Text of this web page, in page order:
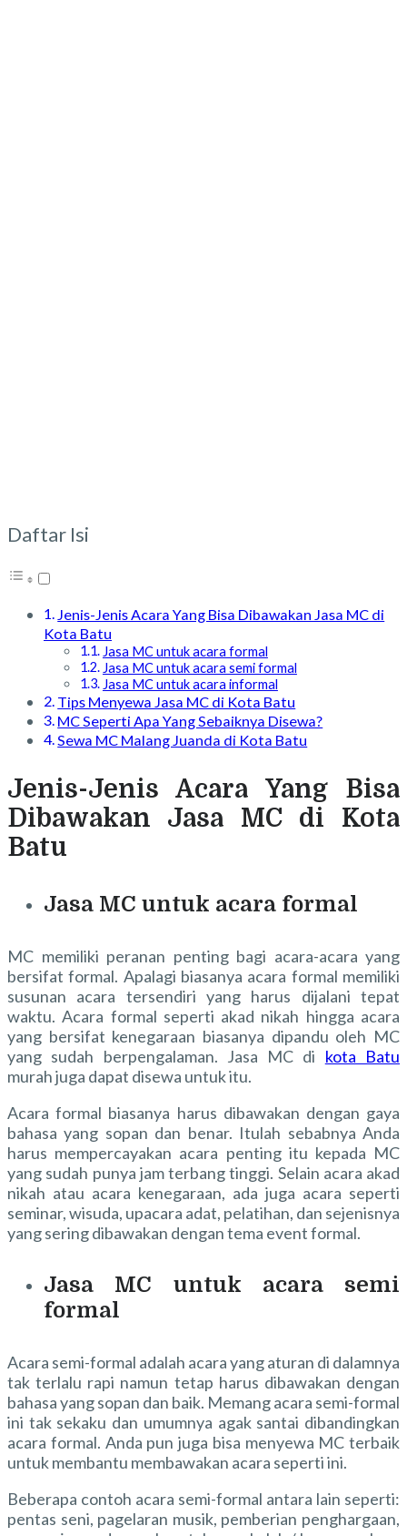
Daftar Isi
Jenis-Jenis Acara Yang Bisa Dibawakan Jasa MC di
Kota Batu
Jasa MC untuk acara formal
Jasa MC untuk acara semi formal
Jasa MC untuk acara informal
Tips Menyewa Jasa MC di Kota Batu
MC Seperti Apa Yang Sebaiknya Disewa?
Sewa MC Malang Juanda di Kota Batu
Jenis-Jenis Acara Yang Bisa
Dibawakan Jasa MC di Kota
Batu
Jasa MC untuk acara formal
MC memiliki peranan penting bagi acara-acara yang
bersifat formal. Apalagi biasanya acara formal memiliki
susunan acara tersendiri yang harus dijalani tepat
waktu. Acara formal seperti akad nikah hingga acara
yang bersifat kenegaraan biasanya dipandu oleh MC
yang sudah berpengalaman. Jasa MC di kota Batu
murah juga dapat disewa untuk itu.
Acara formal biasanya harus dibawakan dengan gaya
bahasa yang sopan dan benar. Itulah sebabnya Anda
harus mempercayakan acara penting itu kepada MC
yang sudah punya jam terbang tinggi. Selain acara akad
nikah atau acara kenegaraan, ada juga acara seperti
seminar, wisuda, upacara adat, pelatihan, dan sejenisnya
yang sering dibawakan dengan tema event formal.
Jasa MC untuk acara semi
formal
Acara semi-formal adalah acara yang aturan di dalamnya
tak terlalu rapi namun tetap harus dibawakan dengan
bahasa yang sopan dan baik. Memang acara semi-formal
ini tak sekaku dan umumnya agak santai dibandingkan
acara formal. Anda pun juga bisa menyewa MC terbaik
untuk membantu membawakan acara seperti ini.
Beberapa contoh acara semi-formal antara lain seperti:
pentas seni, pagelaran musik, pemberian penghargaan,